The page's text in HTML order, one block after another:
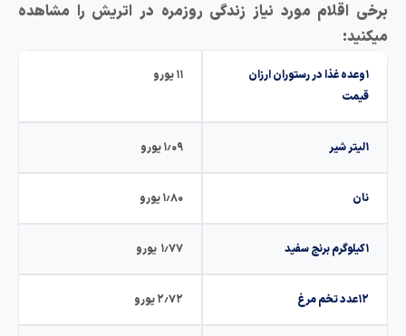
اقلام مورد نیاز زندگی روزمره در اتریش را مشاهده
۱وعده غذا در رستوران ارزان
قیمت
۲٫۷۲ یورو